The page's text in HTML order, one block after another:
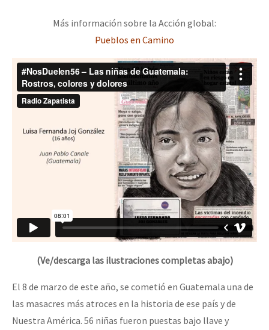
Más información sobre la Acción global:
Pueblos en Camino
(Ve/descarga las ilustraciones completas abajo)
El 8 de marzo de este año, se cometió en Guatemala una de
las masacres más atroces en la historia de ese país y de
Nuestra América. 56 niñas fueron puestas bajo llave y